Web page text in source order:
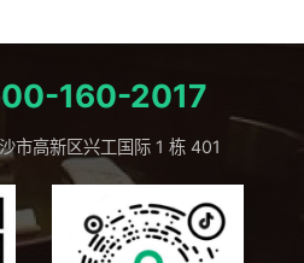
160-2017
市高新区兴工国际 1 栋 401